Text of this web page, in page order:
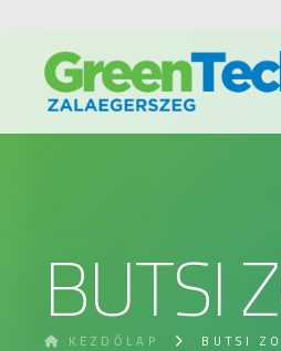
BUTSI
KEZDŐLAP BUTSI